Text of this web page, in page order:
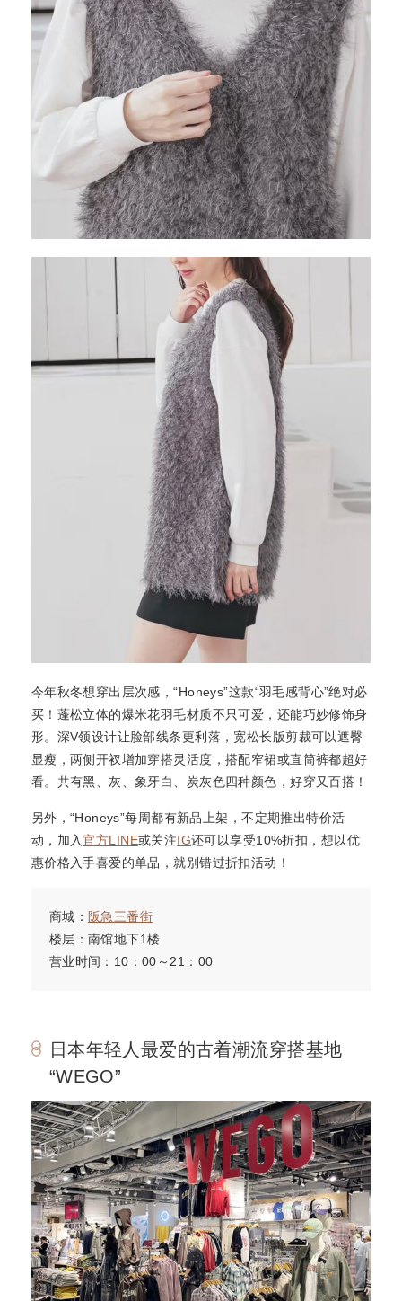
今年秋冬想穿出层次感，“Honeys”这款“羽毛感背心”绝对必
买！蓬松立体的爆米花羽毛材质不只可爱，还能巧妙修饰身
形。深V领设计让脸部线条更利落，宽松长版剪裁可以遮臀
显瘦，两侧开衩增加穿搭灵活度，搭配窄裙或直筒裤都超好
看。共有黑、灰、象牙白、炭灰色四种颜色，好穿又百搭！
另外，“Honeys”每周都有新品上架，不定期推出特价活
动，加入官方LINE或关注IG还可以享受10%折扣，想以优
惠价格入手喜爱的单品，就别错过折扣活动！
商城： 阪急三番街
楼层：南馆地下1楼
营业时间：10：00～21：00
日本年轻人最爱的古着潮流穿搭基地
“WEGO”